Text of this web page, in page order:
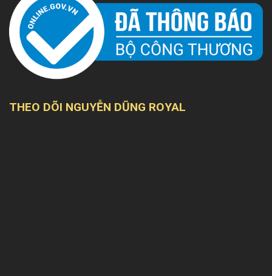
THEO DÕI NGUYỄN DŨNG ROYAL